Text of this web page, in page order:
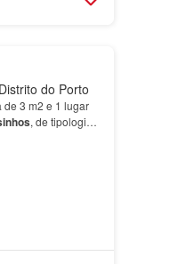
do Porto
de 3 m2 e 1 lugar
, de tipologias